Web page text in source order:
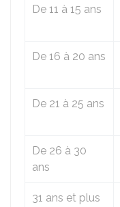
De 11 à 15 ans
De 16 à 20 ans
De 21 à 25 ans
De 26 à 30
ans
31 ans et plus